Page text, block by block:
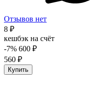
Отзывов нет
8 ₽
кешбэк на счёт
-7% 600 ₽
560 ₽
Купить